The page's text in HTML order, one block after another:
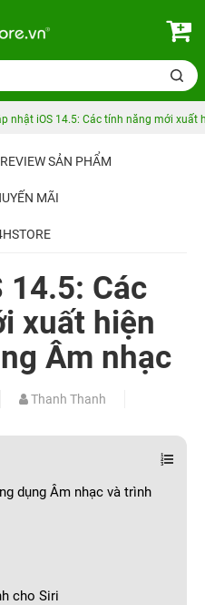
nhật iOS 14.5: Các tính năng mới xuất
REVIEW SẢN PHẨM
MÃI
14.5: Các
xuất hiện
Âm nhạc
Thanh Thanh
dụng Âm nhạc và trình
cho Siri